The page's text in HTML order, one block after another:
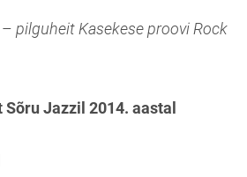
pilguheit Kasekese proovi Rock
Jazzil 2014. aastal